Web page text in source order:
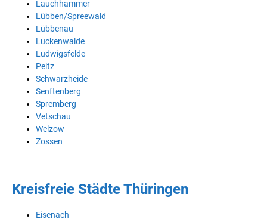
Lauchhammer
Lübben/Spreewald
Lübbenau
Luckenwalde
Ludwigsfelde
Peitz
Schwarzheide
Senftenberg
Spremberg
Vetschau
Welzow
Zossen
Kreisfreie Städte Thüringen
Eisenach